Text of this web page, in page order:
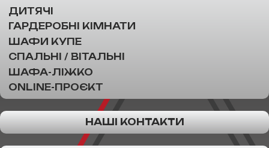
ДИТЯЧІ
ГАРДЕРОБНІ КІМНАТИ
ШАФИ КУПЕ
СПАЛЬНІ / ВІТАЛЬНІ
ШАФА-ЛІЖКО
ONLINE-ПРОЄКТ
НАШІ КОНТАКТИ